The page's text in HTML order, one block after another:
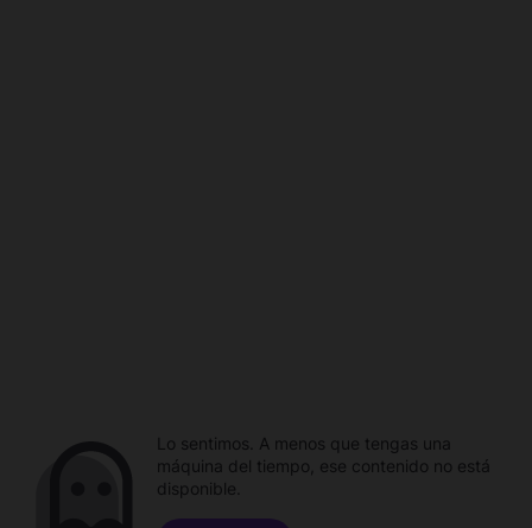
Lo sentimos. A menos que tengas una
máquina del tiempo, ese contenido no está
disponible.